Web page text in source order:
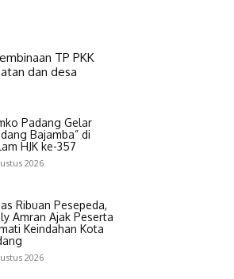
TP PKK
dan desa
Padang Gelar
Bajamba” di
HJK ke-357
2026
Ribuan Pesepeda,
Amran Ajak Peserta
Keindahan Kota
2026